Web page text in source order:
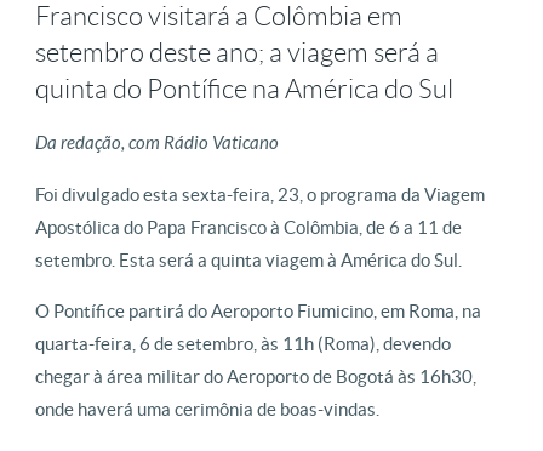
Francisco visitará a Colômbia em
setembro deste ano; a viagem será a
quinta do Pontífice na América do Sul
Da redação, com Rádio Vaticano
Foi divulgado esta sexta-feira, 23, o programa da Viagem
Apostólica do Papa Francisco à Colômbia, de 6 a 11 de
setembro. Esta será a quinta viagem à América do Sul.
O Pontífice partirá do Aeroporto Fiumicino, em Roma, na
quarta-feira, 6 de setembro, às 11h (Roma), devendo
chegar à área militar do Aeroporto de Bogotá às 16h30,
onde haverá uma cerimônia de boas-vindas.